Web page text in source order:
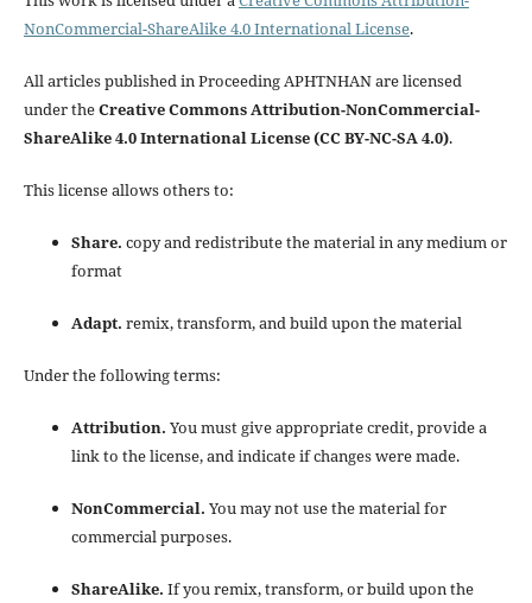
NonCommercial-ShareAlike 4.0 International License.
All articles published in Proceeding APHTNHAN are licensed
under theCreative Commons Attribution-NonCommercial-
ShareAlike 4.0 International License (CC BY-NC-SA 4.0).
This license allows others to:
Share. copy and redistribute the material in any medium or
format
Adapt. remix, transform, and build upon the material
Under the following terms:
Attribution. You must give appropriate credit, provide a
link to the license, and indicate if changes were made.
NonCommercial. You may not use the material for
commercial purposes.
ShareAlike. If you remix, transform, or build upon the